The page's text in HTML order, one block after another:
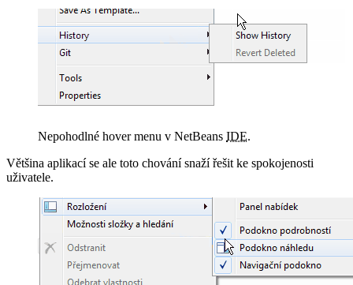
Nepohodlné hover menu v NetBeans IDE.
Většina aplikací se ale toto chování snaží řešit ke spokojenosti
uživatele.